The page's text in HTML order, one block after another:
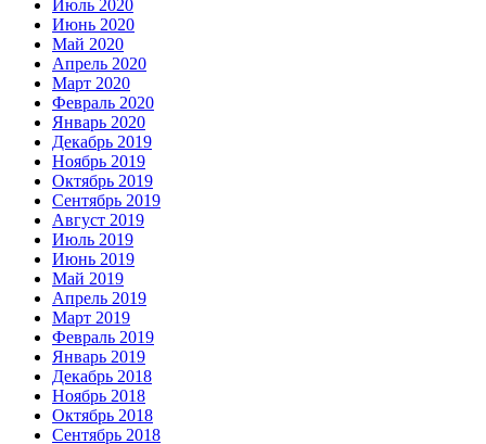
Июль 2020
Июнь 2020
Май 2020
Апрель 2020
Март 2020
Февраль 2020
Январь 2020
Декабрь 2019
Ноябрь 2019
Октябрь 2019
Сентябрь 2019
Август 2019
Июль 2019
Июнь 2019
Май 2019
Апрель 2019
Март 2019
Февраль 2019
Январь 2019
Декабрь 2018
Ноябрь 2018
Октябрь 2018
Сентябрь 2018